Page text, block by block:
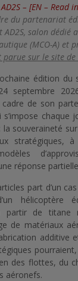
– [EN – Read
du partenariat
AD2S, salon
(MCO-A) et
parue sur le site
édition du
septembre
de son
s’impose
souveraineté
stratégiques,
réponse
part d’un
hélicoptère
de titane
de matériaux
additive
des flottes, du
aéronefs.